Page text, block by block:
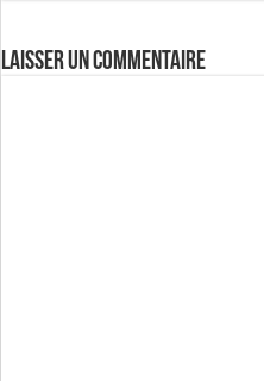
Laisser un commentaire